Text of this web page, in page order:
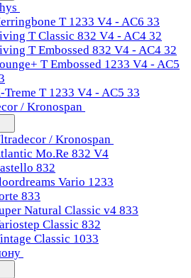
T 1233 V4 - AC6 33
T Classic 832 V4 - AC4 32
T Embossed 832 V4 - AC4 32
T Embossed 1233 V4 - AC5
Treme T 1233 V4 - AC5 33
/ Kronospan
/ Kronospan
Mo.Re 832 V4
832
Vario 1233
833
Natural Classic v4 833
Classic 832
Classic 1033